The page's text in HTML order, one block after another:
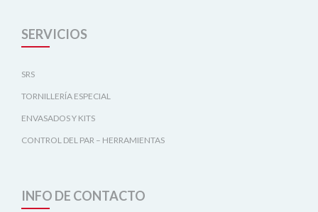
SERVICIOS
SRS
TORNILLERÍA ESPECIAL
ENVASADOS Y KITS
CONTROL DEL PAR – HERRAMIENTAS
INFO DE CONTACTO